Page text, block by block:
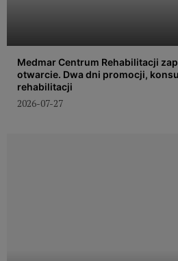
Medmar Centrum Rehabilitacji
otwarcie. Dwa dni promocji,
rehabilitacji
2026-07-27